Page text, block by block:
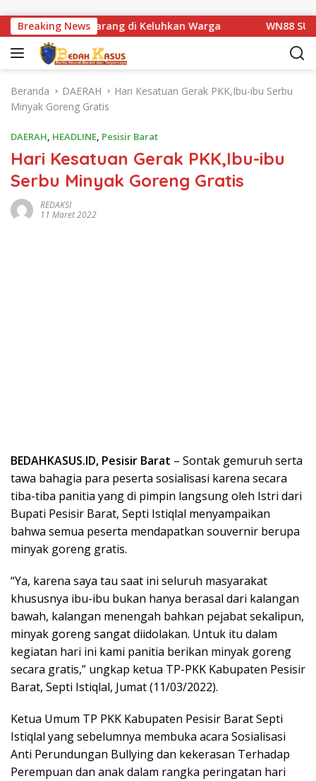
Breaking News
Km 1 Basarang di Keluhkan Warga WN88 SUB
Beranda DAERAH
Hari Kesatuan Gerak PKK,Ibu-ibu Serbu
Minyak Goreng Gratis
DAERAH, HEADLINE, Pesisir Barat
Hari Kesatuan Gerak PKK,Ibu-ibu
Serbu Minyak Goreng Gratis
REDAKSI
11 Maret 2022
BEDAHKASUS.ID, Pesisir Barat – Sontak gemuruh serta
tawa bahagia para peserta sosialisasi karena secara
tiba-tiba panitia yang di pimpin langsung oleh Istri dari
Bupati Pesisir Barat, Septi Istiqlal menyampaikan
bahwa semua peserta mendapatkan souvernir berupa
minyak goreng gratis.
“Ya, karena saya tau saat ini seluruh masyarakat
khususnya ibu-ibu bukan hanya berasal dari kalangan
bawah, kalangan menengah bahkan pejabat sekalipun,
minyak goreng sangat diidolakan. Untuk itu dalam
kegiatan hari ini kami panitia berikan minyak goreng
secara gratis,” ungkap ketua TP-PKK Kabupaten Pesisir
Barat, Septi Istiqlal, Jumat (11/03/2022).
Ketua Umum TP PKK Kabupaten Pesisir Barat Septi
Istiqlal yang sebelumnya membuka acara Sosialisasi
Anti Perundungan Bullying dan kekerasan Terhadap
Perempuan dan anak dalam rangka peringatan hari